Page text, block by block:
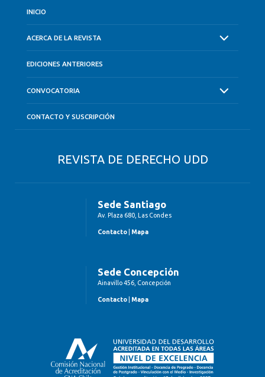
INICIO
ACERCA DE LA REVISTA
EDICIONES ANTERIORES
CONVOCATORIA
CONTACTO Y SUSCRIPCIÓN
REVISTA DE DERECHO UDD
Sede Santiago
Av. Plaza 680, Las Condes
Contacto Mapa
Sede Concepción
Ainavillo 456, Concepción
Contacto Mapa